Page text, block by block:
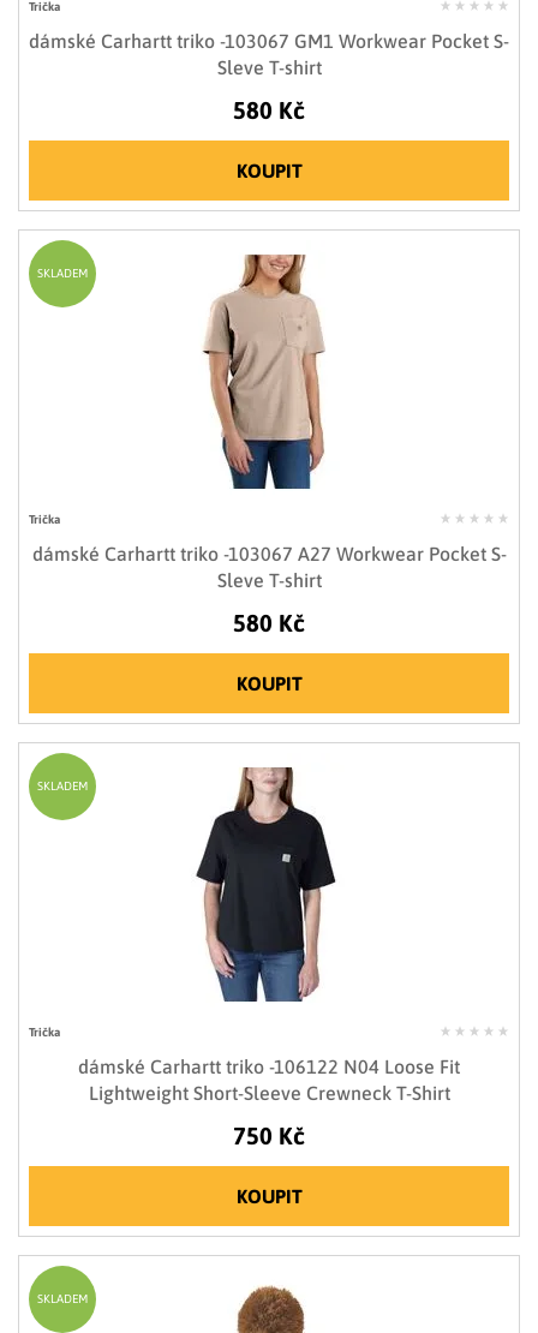
Trička
dámské Carhartt triko -103067 GM1 Workwear Pocket S-
Sleve T-shirt
580 Kč
KOUPIT
Trička
dámské Carhartt triko -103067 A27 Workwear Pocket S-
Sleve T-shirt
580 Kč
KOUPIT
SKLADEM
Trička
dámské Carhartt triko -106122 N04 Loose Fit
Lightweight Short-Sleeve Crewneck T-Shirt
750 Kč
KOUPIT
SKLADEM
SKLADEM